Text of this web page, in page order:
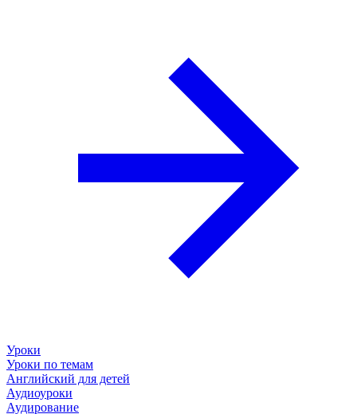
Уроки
Уроки по темам
Английский для детей
Аудиоуроки
Аудирование